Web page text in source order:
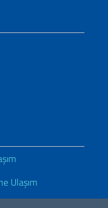
Ulaşım